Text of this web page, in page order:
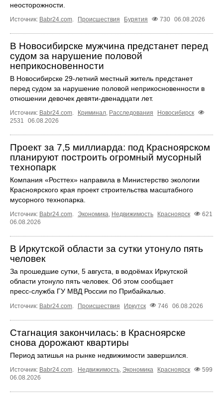
неосторожности.
Источник: Babr24.com. Происшествия Бурятия 730 06.08.2026
В Новосибирске мужчина предстанет перед
судом за нарушение половой
неприкосновенности
В Новосибирске 29-летний местный житель предстанет
перед судом за нарушение половой неприкосновенности в
отношении девочек девяти-двенадцати лет.
Источник: Babr24.com. Криминал, Расследования
Новосибирск
2531
06.08.2026
Проект за 7,5 миллиарда: под Красноярском
планируют построить огромный мусорный
технопарк
Компания «Росттех» направила в Министерство экологии
Красноярского края проект строительства масштабного
мусорного технопарка.
Источник: Babr24.com. Экономика, Недвижимость Красноярск
621
06.08.2026
В Иркутской области за сутки утонуло пять
человек
За прошедшие сутки, 5 августа, в водоёмах Иркутской
области утонуло пять человек. Об этом сообщает
пресс‑служба ГУ МВД России по Прибайкалью.
Источник: Babr24.com Происшествия Иркутск 746 06.08.2026
Стагнация закончилась: в Красноярске
снова дорожают квартиры
Период затишья на рынке недвижимости завершился.
Источник: Babr24.com Недвижимость Экономика Красноярск
599
06.08.2026